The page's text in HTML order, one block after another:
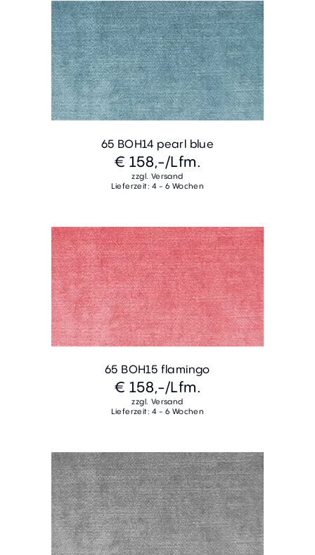
65 BOH14 pearl blue
€ 158,-/Lfm.
zzgl. Versand
Lieferzeit: 4 - 6 Wochen
65 BOH15 flamingo
€ 158,-/Lfm.
zzgl. Versand
Lieferzeit: 4 - 6 Wochen